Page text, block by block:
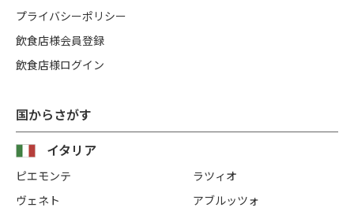
国からさがす
イタリア
ピエモンテ
ヴェネト
ラツィオ
アブルッツォ
プライバシーポリシー
飲食店様会員登録
飲食店様ログイン